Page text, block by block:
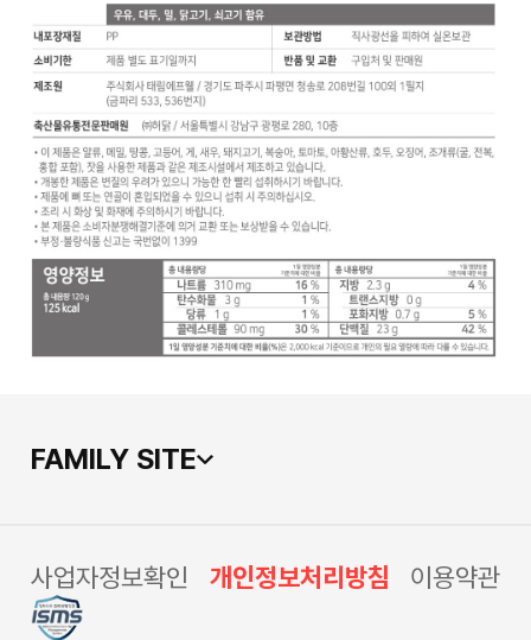
FAMILY SITE
사업자정보확인 개인정보처리방침 이용약관